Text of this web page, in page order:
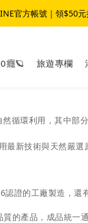
滿$1,800 現折 $100
官方帳號｜領$50
癮🪐 旅遊專欄
然循環利用，其中部
最新技術與天然嚴選
認證的工廠製造，還
的產品，成品統一